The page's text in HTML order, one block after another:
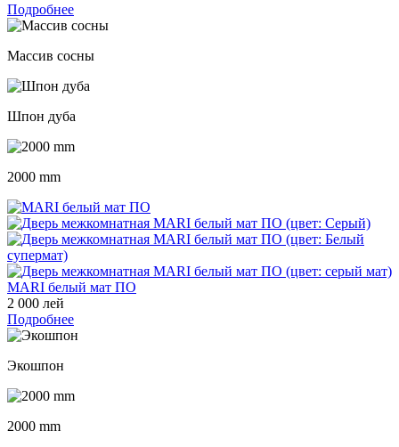
Подробнее
Массив сосны
Шпон дуба
2000 mm
MARI белый мат ПО
2 000 лей
Подробнее
Экошпон
2000 mm